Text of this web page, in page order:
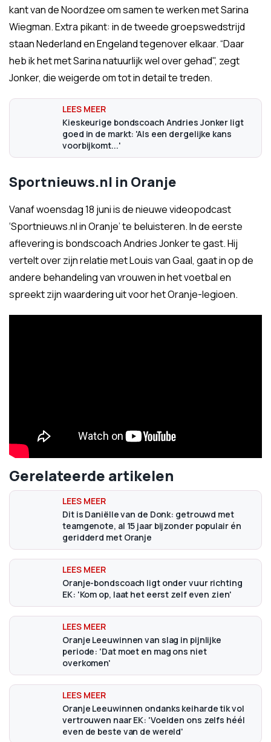
kant van de Noordzee om samen te werken met Sarina
Wiegman. Extra pikant: in de tweede groepswedstrijd
staan Nederland en Engeland tegenover elkaar. “Daar
heb ik het met Sarina natuurlijk wel over gehad", zegt
Jonker, die weigerde om tot in detail te treden.
Kieskeurige bondscoach Andries Jonker ligt
goed in de markt: 'Als een dergelijke kans
voorbijkomt...'
Sportnieuws.nl in Oranje
Vanaf woensdag 18 juni is de nieuwe videopodcast
‘Sportnieuws.nl in Oranje’ te beluisteren. In de eerste
aflevering is bondscoach Andries Jonker te gast. Hij
vertelt over zijn relatie met Louis van Gaal, gaat in op de
andere behandeling van vrouwen in het voetbal en
spreekt zijn waardering uit voor het Oranje-legioen.
Gerelateerde artikelen
Dit is Daniëlle van de Donk: getrouwd met
teamgenote, al 15 jaar bijzonder populair én
geridderd met Oranje
Oranje-bondscoach ligt onder vuur richting
EK: 'Kom op, laat het eerst zelf even zien'
Oranje Leeuwinnen van slag in pijnlijke
periode: 'Dat moet en mag ons niet
overkomen'
Oranje Leeuwinnen ondanks keiharde tik vol
vertrouwen naar EK: 'Voelden ons zelfs héél
even de beste van de wereld'